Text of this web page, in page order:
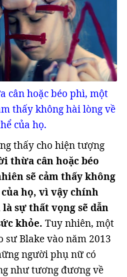
cân hoặc béo phì, một
thấy không hài lòng về
của họ.
thấy cho hiện tượng
thừa cân hoặc béo
sẽ cảm thấy không
họ, vì vậy chính
sự thất vọng sẽ dẫn
khỏe. Tuy nhiên, một
sư Blake vào năm 2013
người phụ nữ có
như tương đương về